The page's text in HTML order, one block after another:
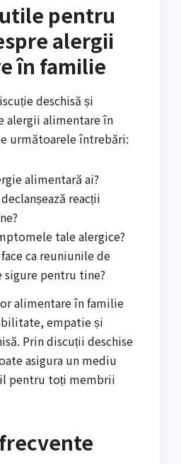
pentru
alergii
în familie
deschisă și
alergii alimentare în
următoarele întrebări:
alimentară ai?
reacții
tale alergice?
ca reuniunile de
sigure pentru tine?
alimentare în familie
empatie și
Prin discuții deschise
asigura un mediu
pentru toți membrii